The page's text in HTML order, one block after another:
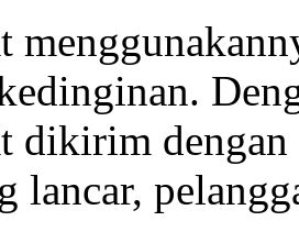
dikirim
lancar,